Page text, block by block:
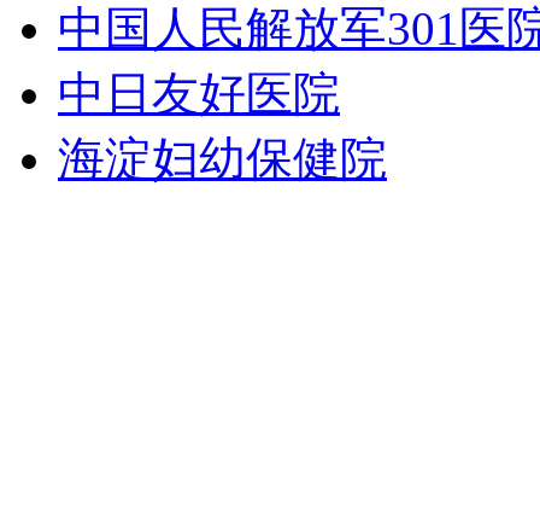
中国人民解放军301医
中日友好医院
海淀妇幼保健院